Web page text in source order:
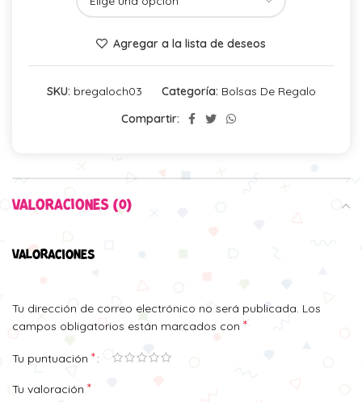
Agregar a la lista de deseos
SKU: bregaloch03 Categoría: Bolsas De Regalo
Compartir:
VALORACIONES (0)
VALORACIONES
Tu dirección de correo electrónico no será publicada. Los
campos obligatorios están marcados con *
Tu puntuación *
Tu valoración *